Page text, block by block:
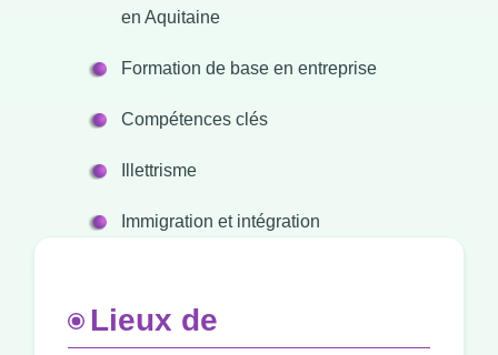
en Aquitaine
Formation de base en entreprise
Compétences clés
Illettrisme
Immigration et intégration
Lieux de